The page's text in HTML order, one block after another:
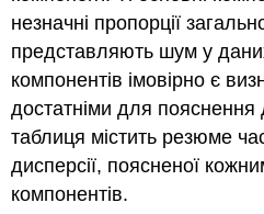
незначні пропорції
представляють шум у
компонентів імовірно є
достатніми для
таблиця містить резюме
дисперсії, поясненої
компонентів.